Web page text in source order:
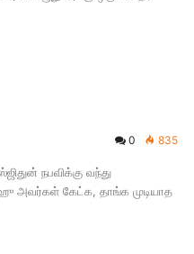
0 835
நபவிக்கு வந்து
அவர்கள் கேட்க, தாங்க முடியாத